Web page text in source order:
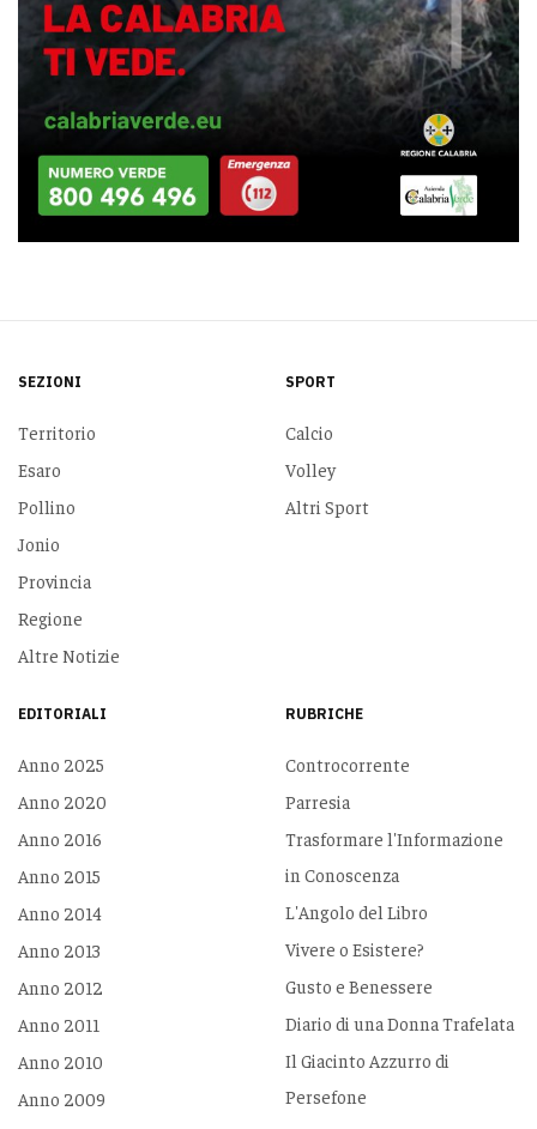
SEZIONI
Territorio
Esaro
Pollino
Jonio
Provincia
Regione
Altre Notizie
SPORT
Calcio
Volley
Altri Sport
EDITORIALI
Anno 2025
Anno 2020
Anno 2016
Anno 2015
Anno 2014
Anno 2013
Anno 2012
Anno 2011
Anno 2010
Anno 2009
RUBRICHE
Controcorrente
Parresia
Trasformare l'Informazione
in Conoscenza
L'Angolo del Libro
Vivere o Esistere?
Gusto e Benessere
Diario di una Donna Trafelata
Il Giacinto Azzurro di
Persefone